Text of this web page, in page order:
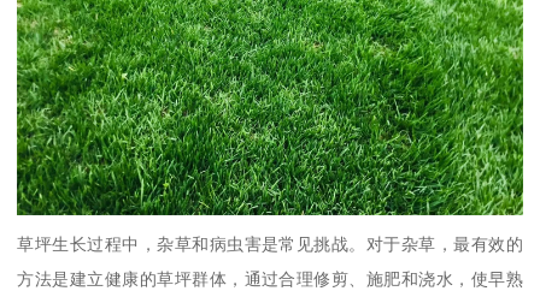
草坪生长过程中，杂草和病虫害是常见挑战。对于杂草，最有效的
方法是建立健康的草坪群体，通过合理修剪、施肥和浇水，使早熟